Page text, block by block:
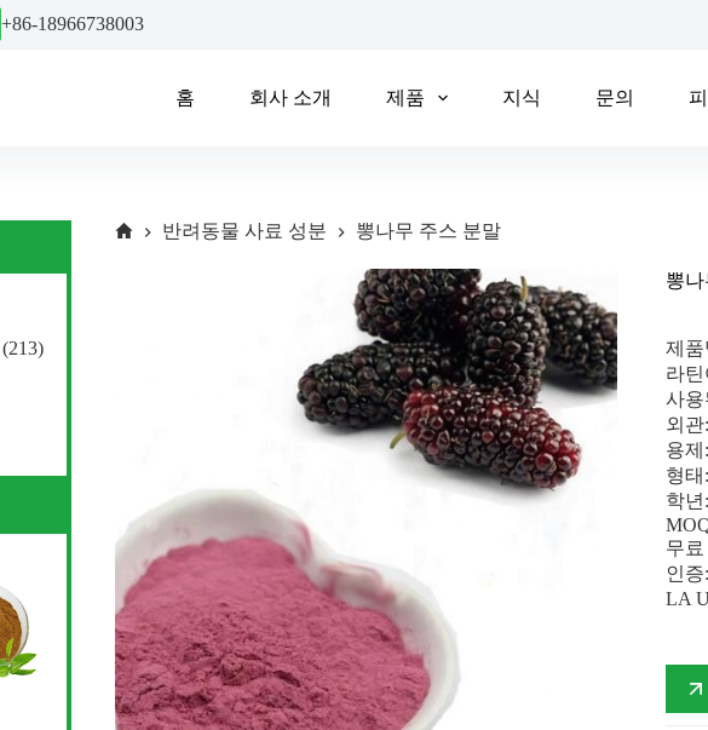
+86-18966738003
홈 회사 소개 제품 지식 문의
반려동물 사료 성분 뽕나무 주스 분말
뽕
제
라틴
사
외
용
형
학
무료
인
LA
(213)